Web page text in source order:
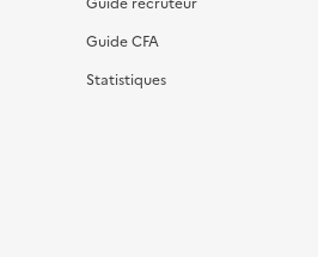
Guide CFA
Statistiques